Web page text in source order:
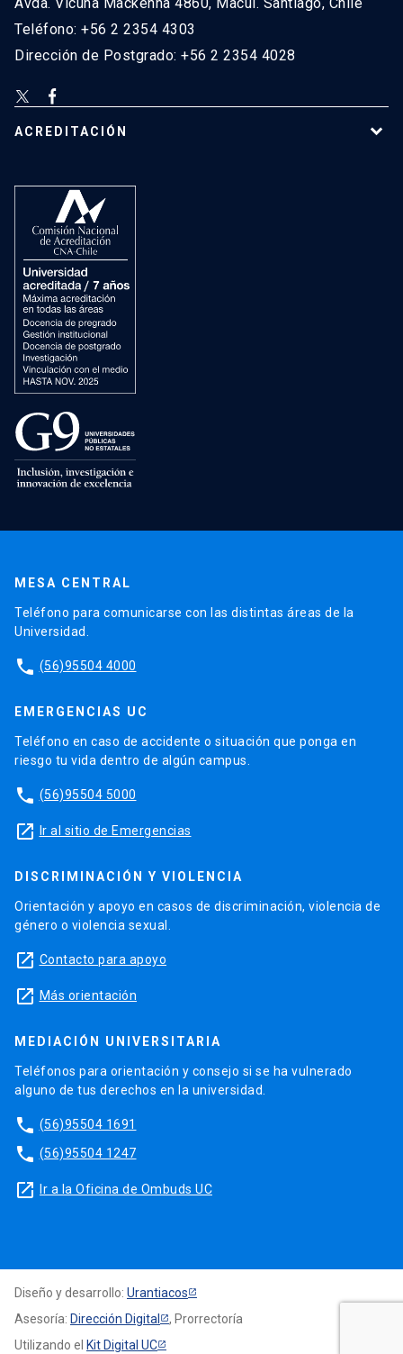
Teléfono: +56 2 2354 4303
Dirección de Postgrado: +56 2 2354 4028
ACREDITACIÓN
MESA CENTRAL
Teléfono para comunicarse con las distintas áreas de la
Universidad.
phone (56)95504 4000
EMERGENCIAS UC
Teléfono en caso de accidente o situación que ponga en
riesgo tu vida dentro de algún campus.
phone (56)95504 5000
launch Ir al sitio de Emergencias
DISCRIMINACIÓN Y VIOLENCIA
Orientación y apoyo en casos de discriminación, violencia de
género o violencia sexual.
launch Contacto para apoyo
launch Más orientación
MEDIACIÓN UNIVERSITARIA
Teléfonos para orientación y consejo si se ha vulnerado
alguno de tus derechos en la universidad.
phone (56)95504 1691
phone (56)95504 1247
launch Ir a la Oficina de Ombuds UC
Diseño y desarrollo: Urantiacos
Asesoría: Dirección Digital
, Prorrectoría
Utilizando el Kit Digital UC